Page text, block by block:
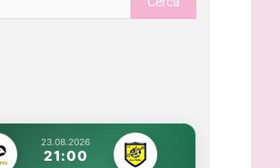
23.08.2026
21:00